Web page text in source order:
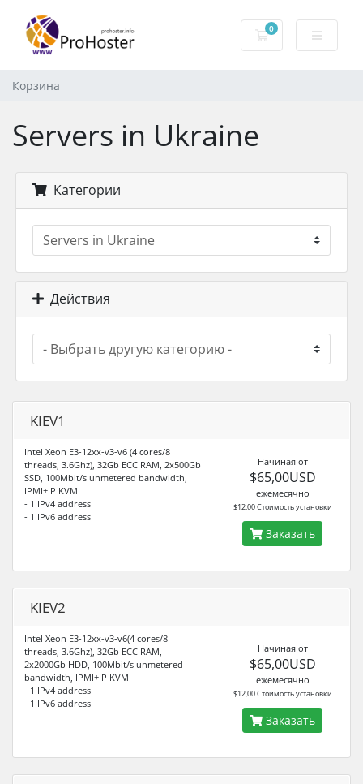
0
Корзина
Корзина
Servers in Ukraine
Категории
Действия
KIEV1
Intel Xeon E3-12xx-v3-v6 (4 cores/8
threads, 3.6Ghz), 32Gb ECC RAM, 2x500Gb
SSD, 100Mbit/s unmetered bandwidth,
IPMI+IP KVM
- 1 IPv4 address
- 1 IPv6 address
Начиная от
$65,00USD
ежемесячно
$12,00 Стоимость установки
Заказать
KIEV2
Intel Xeon E3-12xx-v3-v6(4 cores/8
threads, 3.6Ghz), 32Gb ECC RAM,
2x2000Gb HDD, 100Mbit/s unmetered
bandwidth, IPMI+IP KVM
- 1 IPv4 address
- 1 IPv6 address
Начиная от
$65,00USD
ежемесячно
$12,00 Стоимость установки
Заказать